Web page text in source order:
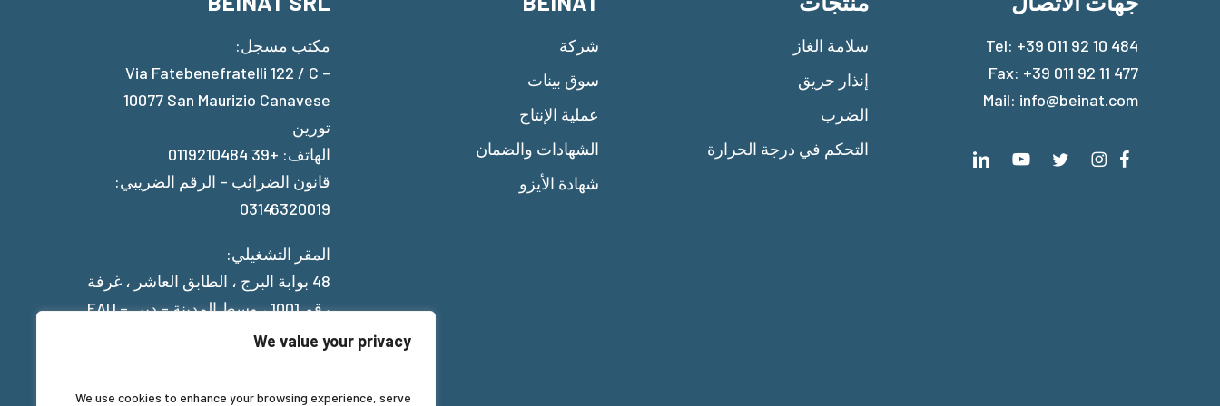
We value your privacy
We use cookies to enhance your browsing experience, serve
مكتب مسجل:
Via Fatebenefratelli 122 / C –
10077 San Maurizio Canavese
تورين
الهاتف: +39 0119210484
قانون الضرائب – الرقم الضريبي:
03146320019
المقر التشغيلي:
48 بوابة البرج ، الطابق العاشر ، غرفة
رقم 1001 ، وسط المدينة – دبي – EAU
Privacy Policy
شركة
سوق بينات
عملية الإنتاج
الشهادات والضمان
شهادة الأيزو
سلامة الغاز
إنذار حريق
الضرب
التحكم في درجة الحرارة
Tel: +39 011 92 10 484
Fax: +39 011 92 11 477
Mail: info@beinat.com